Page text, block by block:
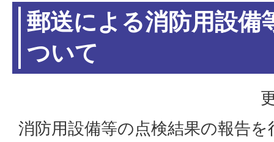
郵送による消防用設備
ついて
消防用設備等の点検結果の報告